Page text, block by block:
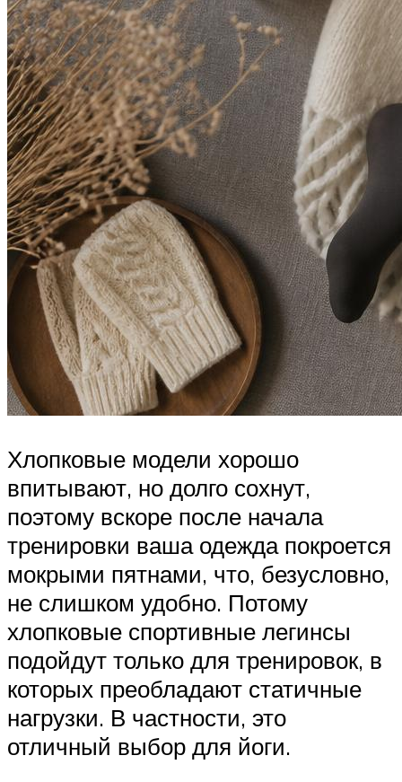
Хлопковые модели хорошо
впитывают, но долго сохнут,
поэтому вскоре после начала
тренировки ваша одежда покроется
мокрыми пятнами, что, безусловно,
не слишком удобно. Потому
хлопковые спортивные легинсы
подойдут только для тренировок, в
которых преобладают статичные
нагрузки. В частности, это
отличный выбор для йоги.